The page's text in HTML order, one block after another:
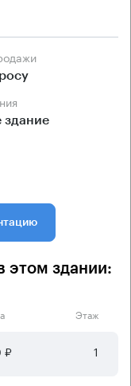
этом здании:
Этаж
₽ 1